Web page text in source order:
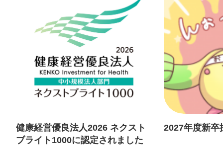
健康経営優良法人2026 ネクスト
ブライト1000に認定されました
2027年度新卒